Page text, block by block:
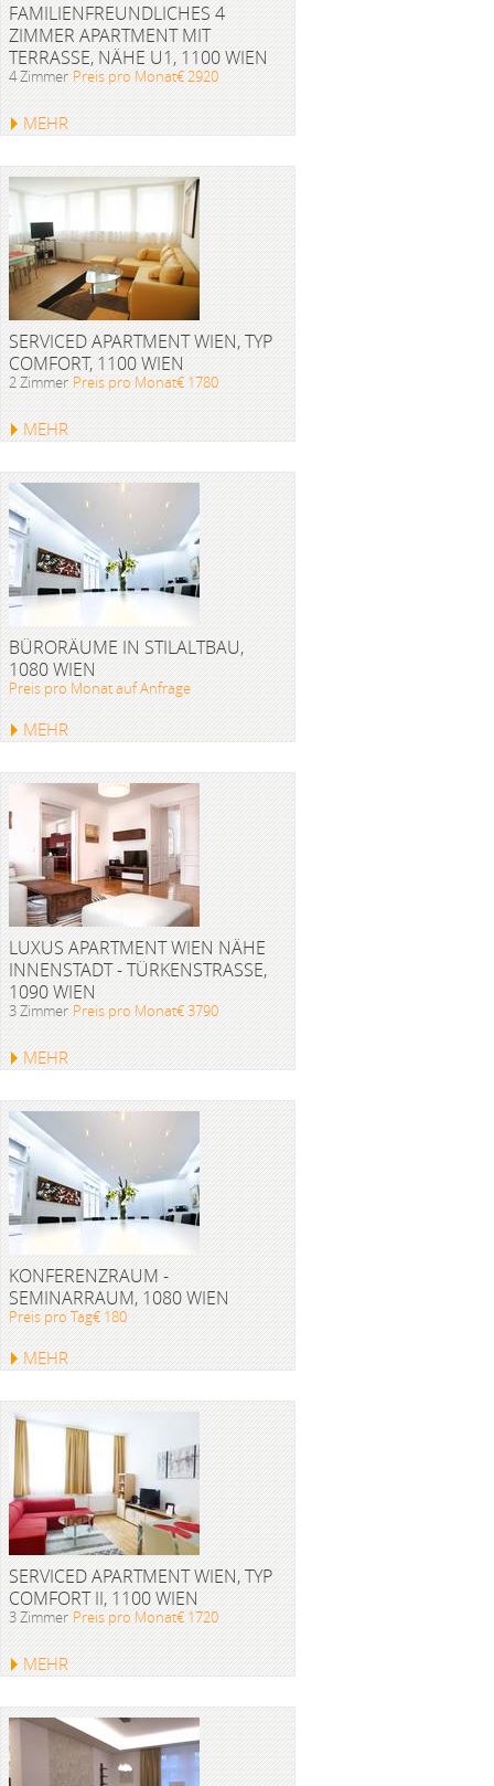
FAMILIENFREUNDLICHES 4
ZIMMER APARTMENT MIT
TERRASSE, NÄHE U1, 1100 WIEN
4 Zimmer Preis pro Monat€ 2920
MEHR
SERVICED APARTMENT WIEN, TYP
COMFORT, 1100 WIEN
2 Zimmer Preis pro Monat€ 1780
MEHR
BÜRORÄUME IN STILALTBAU,
1080 WIEN
Preis pro Monat auf Anfrage
MEHR
LUXUS APARTMENT WIEN NÄHE
INNENSTADT - TÜRKENSTRASSE, 1
090 WIEN
3 Zimmer Preis pro Monat€ 3790
MEHR
KONFERENZRAUM -
SEMINARRAUM, 1080 WIEN
Preis pro Tag€ 180
MEHR
SERVICED APARTMENT WIEN, TYP
COMFORT II, 1100 WIEN
3 Zimmer Preis pro Monat€ 1720
MEHR